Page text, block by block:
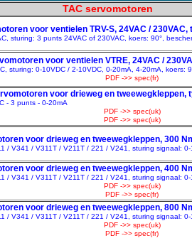
TAC servomotoren
voor ventielen TRV-S, 24VAC /
sturing: 3 punts 24VAC of 230VAC, koers: 90°,
voor ventielen VTRE, 24VAC /
sturing: 0-10VDC / 2-10VDC, 0-20mA, 4-20mA, koers:
PDF ->> spec(fr)
voor drieweg en tweewegkleppen,
- 3 punts - 0-20mA
PDF ->> spec(uk)
PDF ->> spec(uk)
voor drieweg en tweewegkleppen, 300
/ V341 / V311T / V211T / 221 / V241, sturing signaal:
voor drieweg en tweewegkleppen, 400
/ V341 / V311T / V211T / 221 / V241, sturing signaal:
PDF ->> spec(uk)
PDF ->> spec(fr)
voor drieweg en tweewegkleppen, 800
/ V341 / V311T / V211T / 221 / V241, sturing signaal:
PDF ->> spec(uk)
PDF ->> spec(fr)